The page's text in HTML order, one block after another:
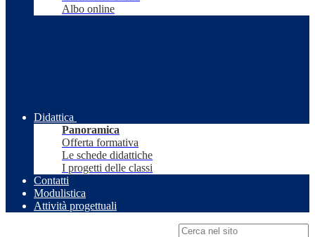
Albo online
Didattica
Panoramica
Offerta formativa
Le schede didattiche
I progetti delle classi
Contatti
Modulistica
Attività progettuali